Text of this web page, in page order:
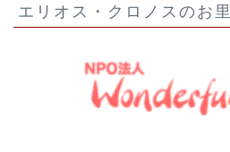
エリオス・クロノスのお里